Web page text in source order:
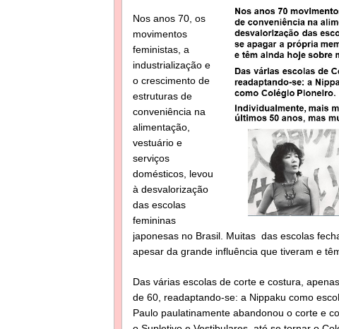
Nos anos 70, os
movimentos
feministas, a
industrialização e
o crescimento de
estruturas de
conveniência na
alimentação,
vestuário e
serviços
domésticos, levou
à desvalorização
das escolas
femininas
japonesas no Brasil. Muitas das escolas
apesar da grande influência que tiveram e
Das várias escolas de corte e costura,
de 60, readaptando-se: a Nippaku como
Paulo paulatinamente abandonou o corte e